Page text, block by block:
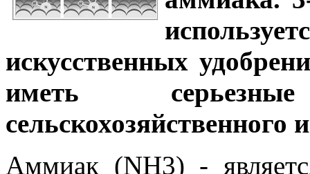
искусственных
иметь
сельскохозяйственного
Аммиак (NH3) -